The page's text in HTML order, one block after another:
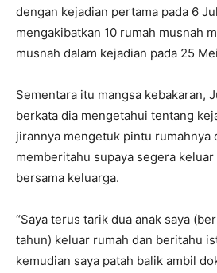
dengan kejadian pertama pada 6
mengakibatkan 10 rumah musnah
musnah dalam kejadian pada 25
Sementara itu mangsa kebakaran,
berkata dia mengetahui tentang
jirannya mengetuk pintu rumahnya
memberitahu supaya segera
bersama keluarga.
“Saya terus tarik dua anak saya
tahun) keluar rumah dan beritahu
kemudian saya patah balik ambil